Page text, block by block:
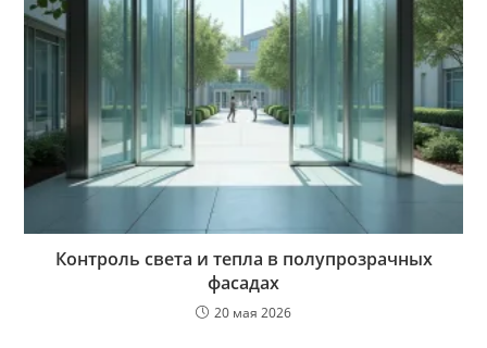
Контроль света и тепла в полупрозрачных
фасадах
20 мая 2026